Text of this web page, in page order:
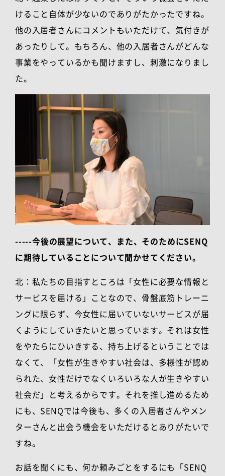
けること自体が少ないのでありがたかったですね。
他の入居者さんにコメントもいただけて、気付きが
あったりして。もちろん、他の入居者さんがどんな
事業をやっているかも聞けますし、刺激になりまし
た。
-----今後の展望について、また、そのためにSENQ
に期待していることについて聞かせてください。
北：私たちの目指すところは「女性に必要な情報と
サービスを届ける」ことなので、骨盤底筋トレーニ
ングに限らず、今女性に届いていないサービスが届
くようにしていきたいと思っています。それは女性
をやたらにひいきする、持ち上げるということでは
なくて、「女性が生きやすい社会は、多様性が認め
られた、女性だけでなくいろいろな人が生きやすい
社会だ」と考えるからです。それを推し進めるため
にも、 SENQでは今後も、多くの入居者さんやメン
ターさんと出会う機会をいただけるとありがたいで
すね。
お話を聞くにも、何か頼みごとをするにも「SENQ